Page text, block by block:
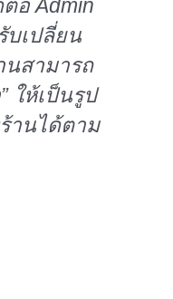
อ Admin
บเปลี่ยน
สามารถ
ให้เป็นรูป
านได้ตาม